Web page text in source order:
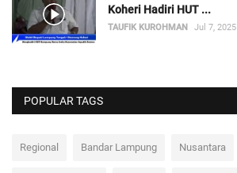
Koheri Hadiri HUT ...
TAUFIK KUROHMAN Jul 7, 2025
POPULAR TAGS
Regional Bandar Lampung Nusantara